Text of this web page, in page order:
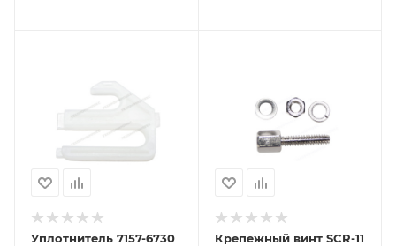
Уплотнитель 7157-6730 Крепежный винт SCR-11